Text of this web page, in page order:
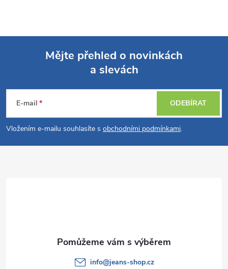
p
a
Mějte přehled o novinkách
a slevách
E-mail
Vložením e-mailu souhlasíte s obchodními podmínkami.
ODEBÍRAT
info@jeans-shop.cz